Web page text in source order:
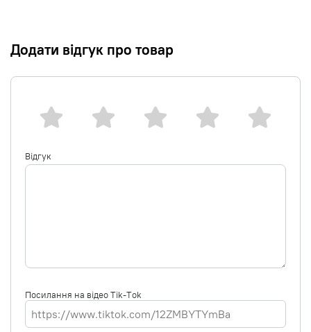
Додати відгук про товар
Відгук
Посилання на відео Tik-Tok